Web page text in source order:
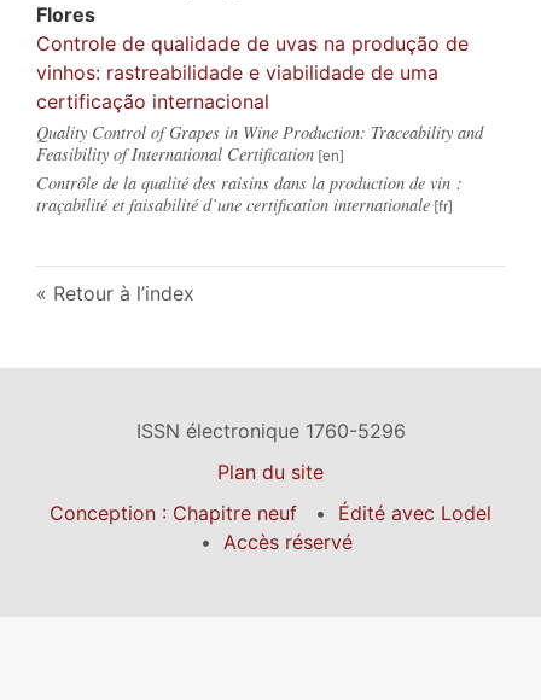
Flores
Controle de qualidade de uvas na produção de
vinhos: rastreabilidade e viabilidade de uma
certificação internacional
Quality Control of Grapes in Wine Production: Traceability and
Feasibility of International Certification
Contrôle de la qualité des raisins dans la production de vin :
traçabilité et faisabilité d’une certification internationale
Retour à l’index
ISSN électronique 1760-5296
Plan du site
Conception : Chapitre neuf
Édité avec Lodel
Accès réservé